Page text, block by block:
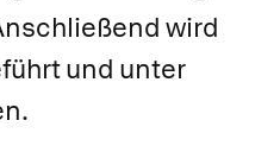
wird
und unter